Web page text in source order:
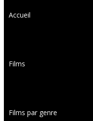
Accueil
Films
Films par genre